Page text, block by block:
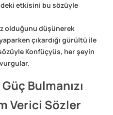
etkisini bu sözüyle
olduğunu düşünerek
çıkardığı gürültü ile
Konfüçyüs, her şeyin
Bulmanızı
Verici Sözler